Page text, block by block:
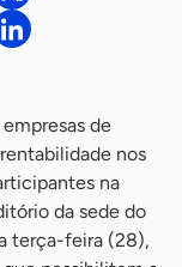
de
nos
na
da sede do
terça-feira (28),